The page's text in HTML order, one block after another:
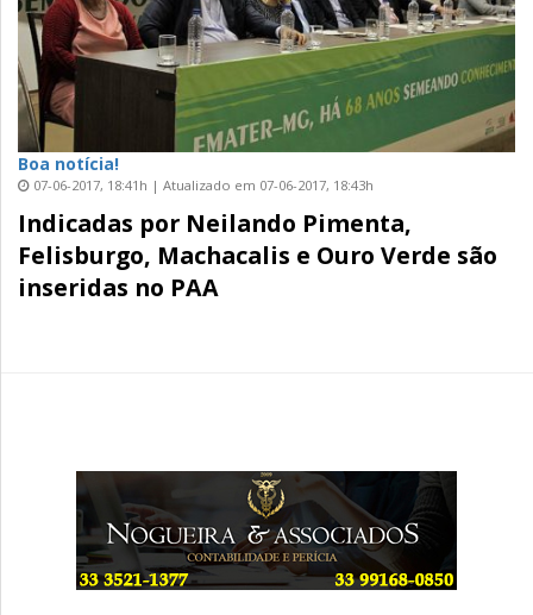
Boa notícia!
07-06-2017, 18:41h | Atualizado em 07-06-2017, 18:43h
Indicadas por Neilando Pimenta,
Felisburgo, Machacalis e Ouro Verde são
inseridas no PAA